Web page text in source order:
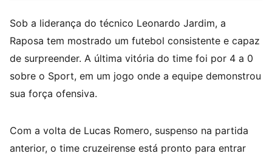
Sob a liderança do técnico Leonardo Jardim, a
Raposa tem mostrado um futebol consistente e capaz
de surpreender. A última vitória do time foi por 4 a 0
sobre o Sport, em um jogo onde a equipe demonstrou
sua força ofensiva.
Com a volta de Lucas Romero, suspenso na partida
anterior, o time cruzeirense está pronto para entrar